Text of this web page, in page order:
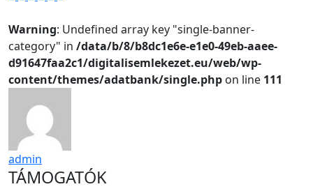
Warning: Undefined array key "single-banner-
category" in /data/b/8/b8dc1e6e-e1e0-49eb-aaee-
d91647faa2c1/digitalisemlekezet.eu/web/wp-
content/themes/adatbank/single.php on line 111
admin
TÁMOGATÓK